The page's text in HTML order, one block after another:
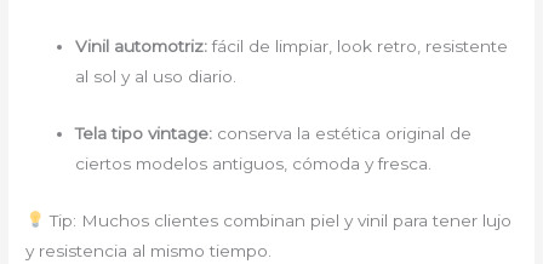
Vinil automotriz:fácil de limpiar, look retro, resistente
al sol y al uso diario.
Tela tipo vintage: conserva la estética original de
ciertos modelos antiguos, cómoda y fresca.
Tip: Muchos clientes combinan piel y vinil para tener lujo
y resistencia al mismo tiempo.